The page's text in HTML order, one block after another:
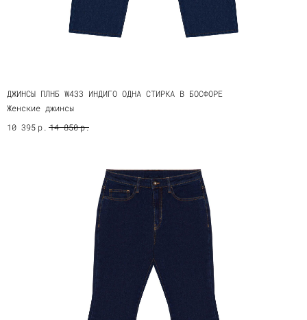
ДЖИНСЫ ПЛНБ W433 ИНДИГО ОДНА СТИРКА В БОСФОРЕ
Женские джинсы
10 395 р. 14 850р.